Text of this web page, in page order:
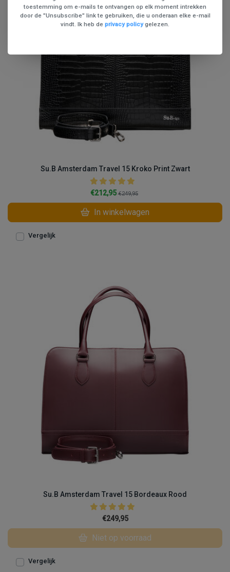
Su.B Amsterdam Travel 15 Kroko Print Zwart
€212,95€249,95
In winkelwagen
Vergelijk
Su.B Amsterdam Travel 15 Bordeaux Rood
€249,95
Niet op voorraad
Vergelijk
toestemming om e-mails te ontvangen op elk moment intrekken
door de "Unsubscribe" link te gebruiken, die u onderaan elke e-mail
vindt. Ik heb de privacy policygelezen.